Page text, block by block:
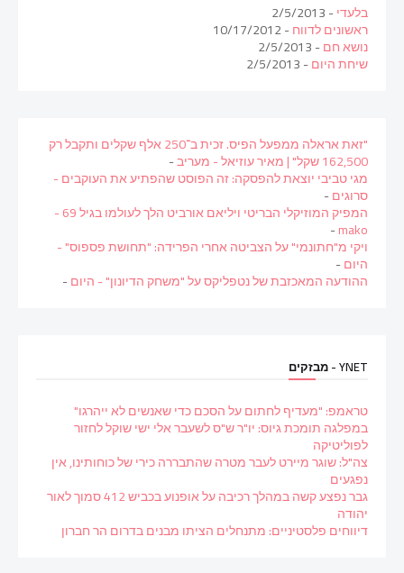
בלעדי- 2/5/2013
ראשונים לדווח- 10/17/2012
נושא חם- 2/5/2013
שיחת היום- 2/5/2013
"זאת אראלה ממפעל הפיס. זכית ב־250 אלף שקלים ותקבל רק
162,500 שקל" | מאיר עוזיאל - מעריב -
מגי טביבי יוצאת להפסקה: זה הפוסט שהפתיע את העוקבים -
סרוגים-
המפיק המוזיקלי הבריטי ויליאם אורביט הלך לעולמו בגיל 69 -
mako
-
ויקי מ"חתונמי" על הצביטה אחרי הפרידה: "תחושת פספוס" -
היום-
ההודעה המאכזבת של נטפליקס על "משחק הדיונון" - היום-
YNET - מבזקים
טראמפ: "מעדיף לחתום על הסכם כדי שאנשים לא ייהרגו"
במפלגה תומכת גיוס: יו"ר ש"ס לשעבר אלי ישי שוקל לחזור
לפוליטיקה
צה"ל: שוגר מיירט לעבר מטרה שהתבררה כירי של כוחותינו, אין
נפגעים
גבר נפצע קשה במהלך רכיבה על אופנוע בכביש 412 סמוך לאור
יהודה
דיווחים פלסטיניים: מתנחלים הציתו מבנים בדרום הר חברון